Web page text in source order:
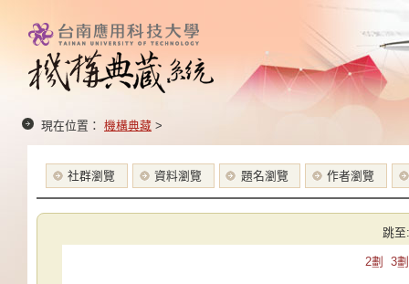
現在位置： 機構典藏 >
社群瀏覽 資料瀏覽 題名瀏覽 作者瀏覽
跳至:
2劃 3劃